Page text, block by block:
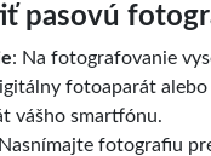
pasovú
: Na fotografovanie
fotoaparát alebo
vášho smartfónu.
fotografiu